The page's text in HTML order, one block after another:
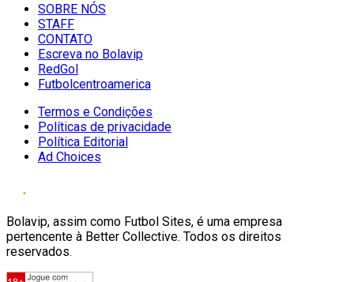
SOBRE NÓS
STAFF
CONTATO
Escreva no Bolavip
RedGol
Futbolcentroamerica
Termos e Condições
Políticas de privacidade
Política Editorial
Ad Choices
Bolavip, assim como Futbol Sites, é uma empresa
pertencente à Better Collective. Todos os direitos
reservados.